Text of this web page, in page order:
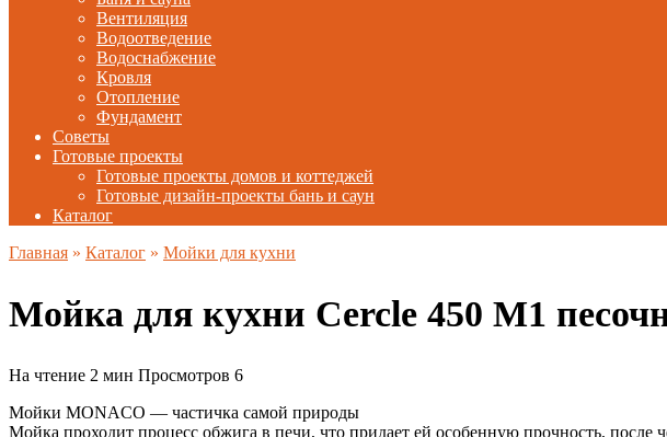
Вентиляция
Водоотведение
Водоснабжение
Кровля
Отопление
Фундамент
Советы
Готовые проекты
Готовые проекты домов и коттеджей
Готовые дизайн-проекты бань и саун
Каталог
Главная » Каталог » Мойки для кухни
Мойка для кухни Cercle 450 М1
На чтение 2 мин Просмотров 6
Мойки MONACO — частичка самой природы
Мойка проходит процесс обжига в печи, что придает ей особенную прочность,